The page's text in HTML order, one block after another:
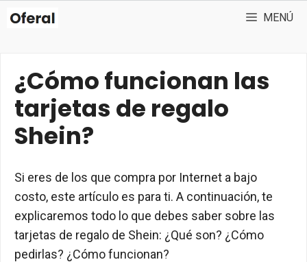
Saltar
MENÚ
¿Cómo funcionan las
tarjetas de regalo
Shein?
Si eres de los que compra por Internet a bajo
costo, este artículo es para ti. A continuación, te
explicaremos todo lo que debes saber sobre las
tarjetas de regalo de Shein: ¿Qué son? ¿Cómo
pedirlas? ¿Cómo funcionan?